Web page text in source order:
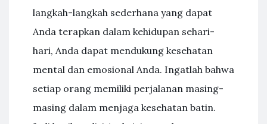
langkah-langkah sederhana yang dapat
Anda terapkan dalam kehidupan sehari-
hari, Anda dapat mendukung kesehatan
mental dan emosional Anda. Ingatlah bahwa
setiap orang memiliki perjalanan masing-
masing dalam menjaga kesehatan batin.